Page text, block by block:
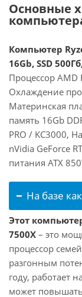
Основные
Компьютер
16Gb, SSD
Процессор AMD
Охлаждение
Материнская
память 16Gb
PRO / KC3000,
nVidia GeForce
питания ATX
На базе
Этот
7500X – это
процессор
разгонным
году, работает
может